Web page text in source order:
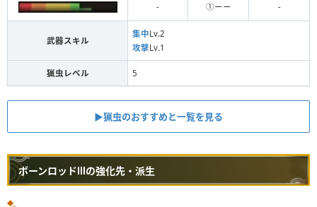
- ①ーー -
武器スキル
集中Lv.2
攻撃Lv.1
猟虫レベル 5
▶︎猟虫のおすすめと一覧を見る
ボーンロッドⅢの強化先・派生